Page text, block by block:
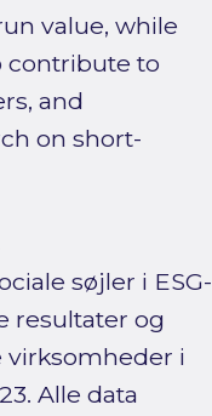
value, while
contribute to
and
on short-
søjler i ESG-
resultater og
i
Alle data